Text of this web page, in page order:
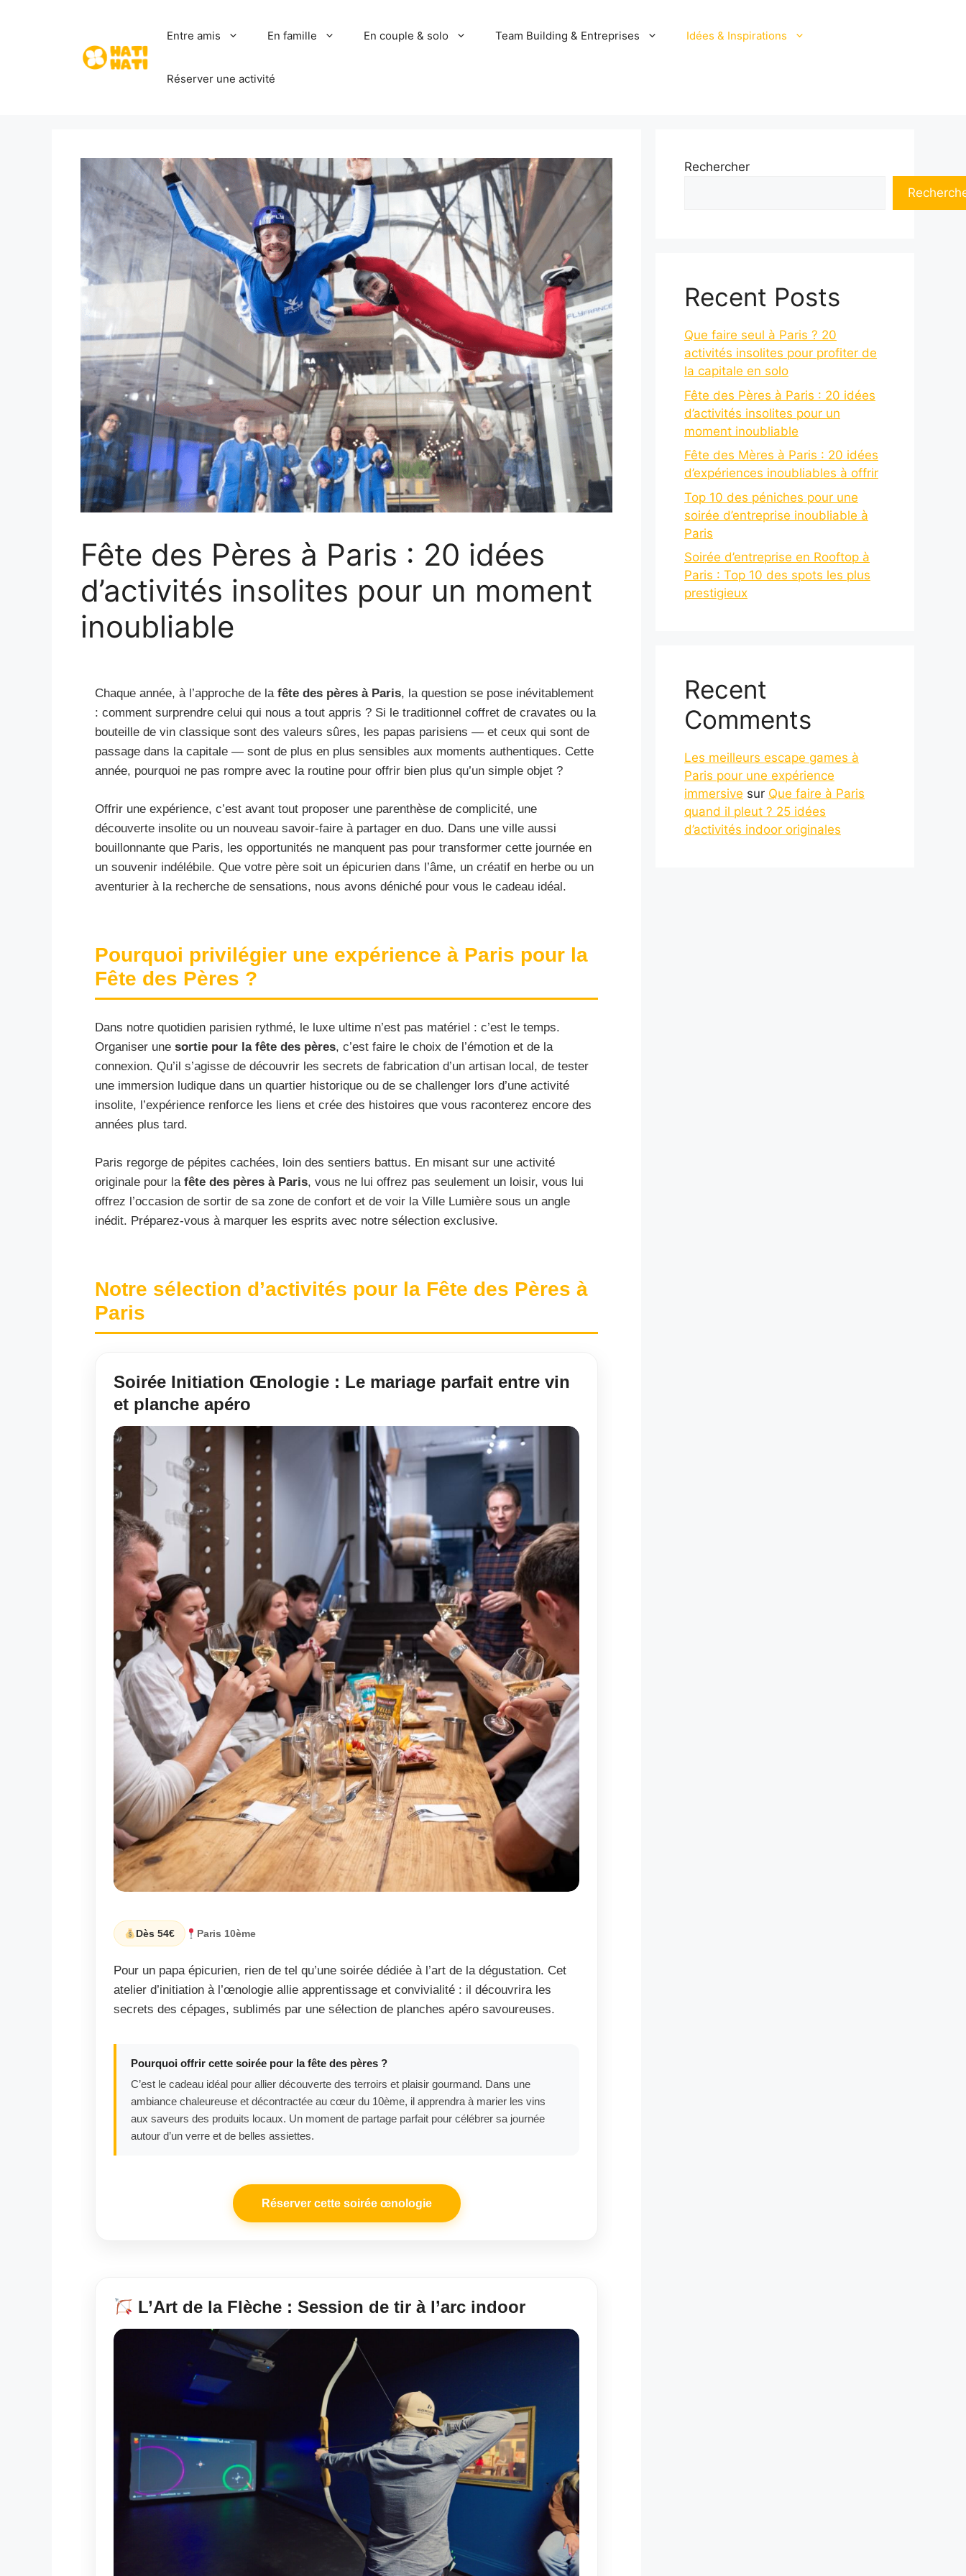
Entre amis En famille En couple & solo Team Building & Entreprises Idées & Inspirations
Réserver une activité
Fête des Pères à Paris : 20 idées
d’activités insolites pour un moment
inoubliable
Chaque année, à l’approche de la fête des pères à Paris, la question se pose inévitablement
: comment surprendre celui qui nous a tout appris ? Si le traditionnel coffret de cravates ou la
bouteille de vin classique sont des valeurs sûres, les papas parisiens — et ceux qui sont de
passage dans la capitale — sont de plus en plus sensibles aux moments authentiques. Cette
année, pourquoi ne pas rompre avec la routine pour offrir bien plus qu’un simple objet ?
Offrir une expérience, c’est avant tout proposer une parenthèse de complicité, une
découverte insolite ou un nouveau savoir-faire à partager en duo. Dans une ville aussi
bouillonnante que Paris, les opportunités ne manquent pas pour transformer cette journée en
un souvenir indélébile. Que votre père soit un épicurien dans l’âme, un créatif en herbe ou un
aventurier à la recherche de sensations, nous avons déniché pour vous le cadeau idéal.
Pourquoi privilégier une expérience à Paris pour la
Fête des Pères ?
Dans notre quotidien parisien rythmé, le luxe ultime n’est pas matériel : c’est le temps.
Organiser une sortie pour la fête des pères, c’est faire le choix de l’émotion et de la
connexion. Qu’il s’agisse de découvrir les secrets de fabrication d’un artisan local, de tester
une immersion ludique dans un quartier historique ou de se challenger lors d’une activité
insolite, l’expérience renforce les liens et crée des histoires que vous raconterez encore des
années plus tard.
Paris regorge de pépites cachées, loin des sentiers battus. En misant sur une activité
originale pour la fête des pères à Paris, vous ne lui offrez pas seulement un loisir, vous lui
offrez l’occasion de sortir de sa zone de confort et de voir la Ville Lumière sous un angle
inédit. Préparez-vous à marquer les esprits avec notre sélection exclusive.
Notre sélection d’activités pour la Fête des Pères à
Paris
Soirée Initiation Œnologie : Le mariage parfait entre vin
et planche apéro
Dès 54€ Paris 10ème
Pour un papa épicurien, rien de tel qu’une soirée dédiée à l’art de la dégustation. Cet
atelier d’initiation à l’œnologie allie apprentissage et convivialité : il découvrira les
secrets des cépages, sublimés par une sélection de planches apéro savoureuses.
Pourquoi offrir cette soirée pour la fête des pères ?
C’est le cadeau idéal pour allier découverte des terroirs et plaisir gourmand. Dans une
ambiance chaleureuse et décontractée au cœur du 10ème, il apprendra à marier les vins
aux saveurs des produits locaux. Un moment de partage parfait pour célébrer sa journée
autour d’un verre et de belles assiettes.
Réserver cette soirée œnologie
L’Art de la Flèche : Session de tir à l’arc indoor
Rechercher
Recent Posts
Que faire seul à Paris ? 20
activités insolites pour profiter de
la capitale en solo
Fête des Pères à Paris : 20 idées
d’activités insolites pour un
moment inoubliable
Fête des Mères à Paris : 20 idées
d’expériences inoubliables à offrir
Top 10 des péniches pour une
soirée d’entreprise inoubliable à
Paris
Soirée d’entreprise en Rooftop à
Paris : Top 10 des spots les plus
prestigieux
Recent
Comments
Les meilleurs escape games à
Paris pour une expérience
immersive sur Que faire à Paris
quand il pleut ? 25 idées
d’activités indoor originales